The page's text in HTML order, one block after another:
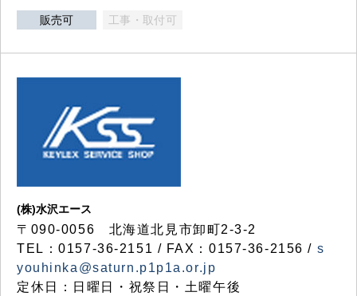
販売可 工事・取付可
(株)水沢エース
〒090-0056 北海道北見市卸町2-3-2
TEL：0157-36-2151 / FAX：0157-36-2156 / s
youhinka@saturn.p1p1a.or.jp
定休日：日曜日・祝祭日・土曜午後